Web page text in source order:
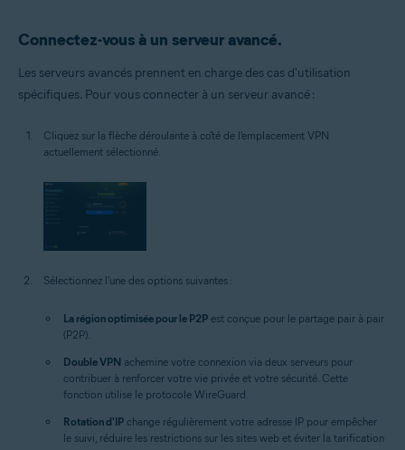
Connectez-vous à un serveur avancé.
Les serveurs avancés prennent en charge des cas d'utilisation
spécifiques. Pour vous connecter à un serveur avancé :
Cliquez sur la flèche déroulante à côté de l'emplacement VPN
actuellement sélectionné.
Sélectionnez l'une des options suivantes :
La région optimisée pour le P2P est conçue pour le partage pair à pair
(P2P).
Double VPN achemine votre connexion via deux serveurs pour
contribuer à renforcer votre vie privée et votre sécurité. Cette
fonction utilise le protocole WireGuard.
Rotation d'IP change régulièrement votre adresse IP pour empêcher
le suivi, réduire les restrictions sur les sites web et éviter la tarification